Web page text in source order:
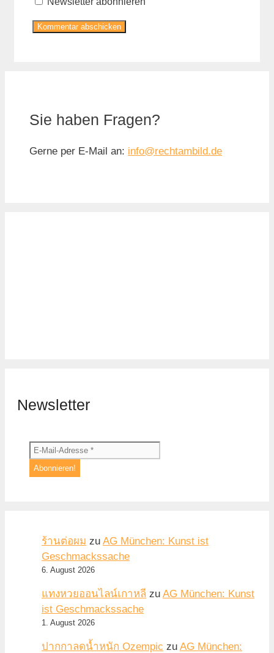
Sie haben Fragen?
Gerne per E-Mail an: info@rechtambild.de
Newsletter
ร้านต่อผม zu AG München: Kunst ist
Geschmackssache
6. August 2026
แทงหวยออนไลน์เกาหลี zu AG München: Kunst
ist Geschmackssache
1. August 2026
ปากกาลดน้ำหนัก Ozempic zu AG München: